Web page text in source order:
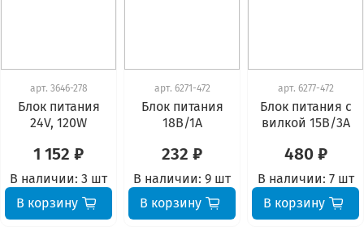
арт. 3646-278
Блок питания
24V, 120W
1 152 ₽
В наличии: 3 шт
В корзину
арт. 6271-472
Блок питания
18В/1А
232 ₽
В наличии: 9 шт
В корзину
арт. 6277-472
Блок питания с
вилкой 15В/3А
480 ₽
В наличии: 7 шт
В корзину